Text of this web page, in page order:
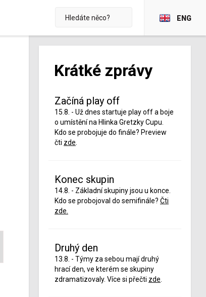
ENG
Krátké zprávy
Začíná play off
15.8. - Už dnes startuje play off a boje
o umístění na Hlinka Gretzky Cupu.
Kdo se probojuje do finále? Preview
čti zde
Konec skupin
14.8. - Základní skupiny jsou u konce.
Kdo se probojoval do semifinále? Čti
zde.
Druhý den
13.8. - Týmy za sebou mají druhý
hrací den, ve kterém se skupiny
zdramatizovaly. Více si přečti zde